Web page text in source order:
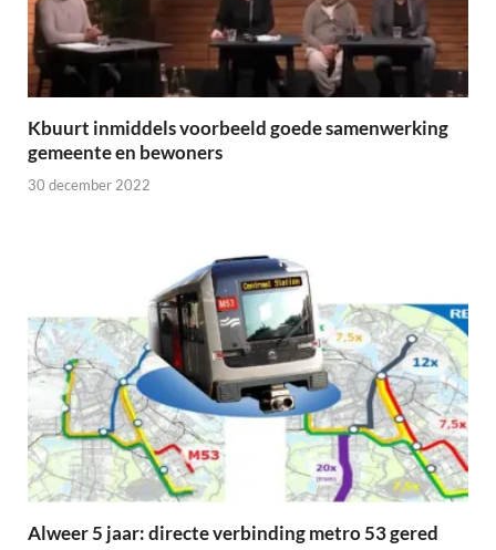
Kbuurt inmiddels voorbeeld goede samenwerking
gemeente en bewoners
30 december 2022
Alweer 5 jaar: directe verbinding metro 53 gered